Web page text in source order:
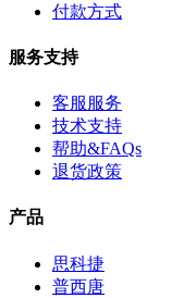
付款方式
服务支持
客服服务
技术支持
帮助&FAQs
退货政策
产品
思科捷
普西唐